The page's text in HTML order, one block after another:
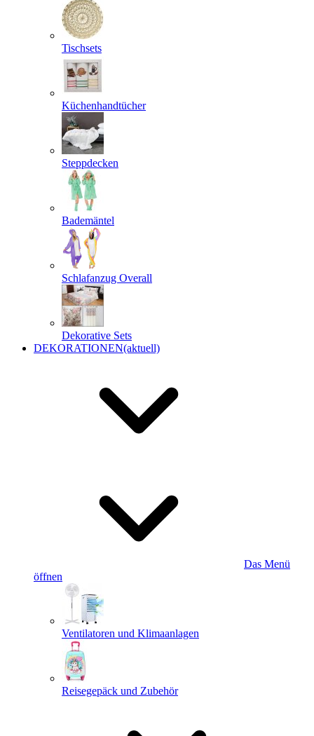
Tischsets
Küchenhandtücher
Steppdecken
Bademäntel
Schlafanzug Overall
Dekorative Sets
DEKORATIONEN(aktuell)
Das Menü
öffnen
Ventilatoren und Klimaanlagen
Reisegepäck und Zubehör